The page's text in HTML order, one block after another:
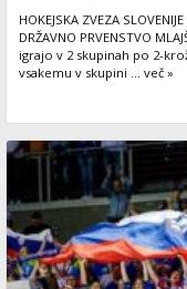
HOKEJSKA ZVEZA
DRŽAVNO PRVENSTVO
igrajo v 2 skupinah po 2-
vsakemu v skupini ... več »